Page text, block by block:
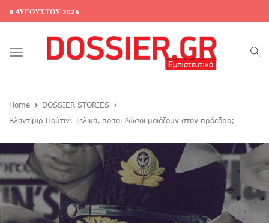
8 ΑΥΓΟΎΣΤΟΥ 2026
Toggle
Home
DOSSIER STORIES
Βλαντίμιρ Πούτιν: Τελικά, πόσοι Ρώσοι μοιάζουν στον πρόεδρο;